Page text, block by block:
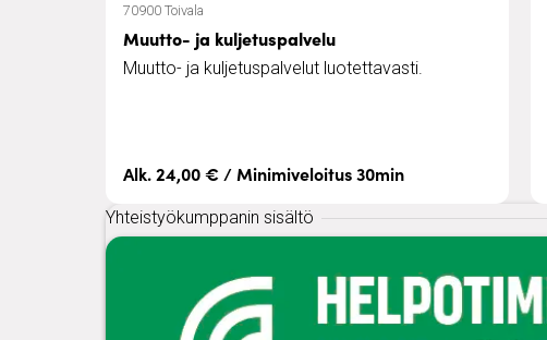
70900 Toivala
Muutto- ja kuljetuspalvelu
Muutto- ja kuljetuspalvelut luotettavasti.
Alk. 24,00 € / Minimiveloitus 30min
Yhteistyökumppanin sisältö